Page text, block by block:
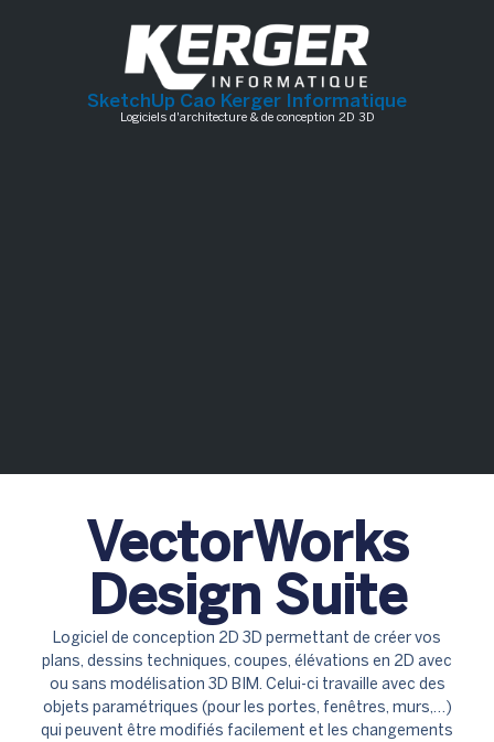
SketchUp Cao Kerger Informatique
Logiciels d'architecture & de conception 2D 3D
VectorWorks
Design Suite
Logiciel de conception 2D 3D permettant de créer vos
plans, dessins techniques, coupes, élévations en 2D avec
ou sans modélisation 3D BIM. Celui-ci travaille avec des
objets paramétriques (pour les portes, fenêtres, murs,…)
qui peuvent être modifiés facilement et les changements